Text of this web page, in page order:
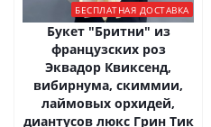
БЕСПЛАТНАЯ ДОСТАВКА
Букет "Бритни" из
французских роз
Эквадор Квиксенд,
вибирнума, скиммии,
лаймовых орхидей,
диантусов люкс Грин Тик